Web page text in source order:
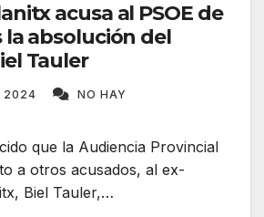
acusa al PSOE de
absolución del
Tauler
2024
NO HAY
que la Audiencia Provincial
a otros acusados, al ex-
Biel Tauler,…